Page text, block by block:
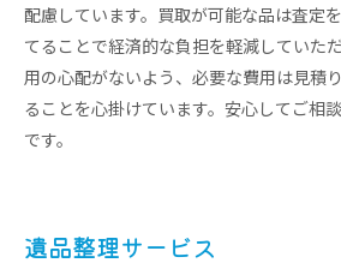
配慮しています。買取が可能な品は査定
てることで経済的な負担を軽減していた
用の心配がないよう、必要な費用は見積
ることを心掛けています。安心してご相
です。
遺品整理サービス